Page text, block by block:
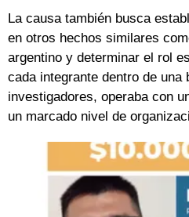
La causa también busca
en otros hechos similares
argentino y determinar el rol
cada integrante dentro de una
investigadores, operaba con
un marcado nivel de